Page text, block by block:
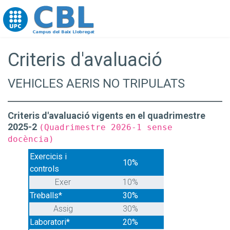
Go to upc.edu
Criteris d'avaluació
VEHICLES AERIS NO TRIPULATS
Criteris d'avaluació vigents en el quadrimestre
2025-2 (Quadrimestre 2026-1 sense
docència)
Exercicis i
controls
10%
Exer
10%
Treballs*
30%
Assig
30%
Laboratori*
20%